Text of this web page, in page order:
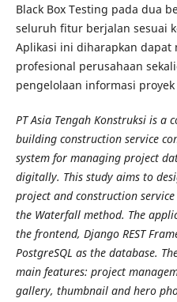
Black Box Testing pada dua
seluruh fitur berjalan sesuai
Aplikasi ini diharapkan dapat
profesional perusahaan
pengelolaan informasi
PT Asia Tengah Konstruksi is a
building construction service
system for managing project
digitally. This study aims to
project and construction
the Waterfall method. The
the frontend, Django REST
PostgreSQL as the database.
main features: project
gallery, thumbnail and hero